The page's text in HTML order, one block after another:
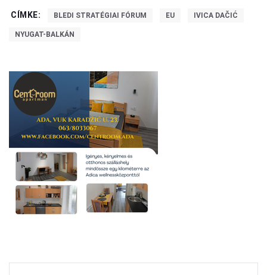
CÍMKE: BLEDI STRATÉGIAI FÓRUM EU IVICA DAČIĆ
NYUGAT-BALKÁN